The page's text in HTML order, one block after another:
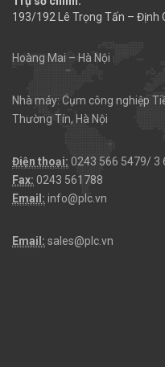
193/192 Lê Trọng Tấn – Định
Hoàng Mai – Hà Nội
Nhà máy: Cụm công nghiệp
Thường Tín, Hà Nội
Điện thoại: 0243 566 5479/ 3
Fax: 0243 561788
Email: info@plc.vn
Email: sales@plc.vn